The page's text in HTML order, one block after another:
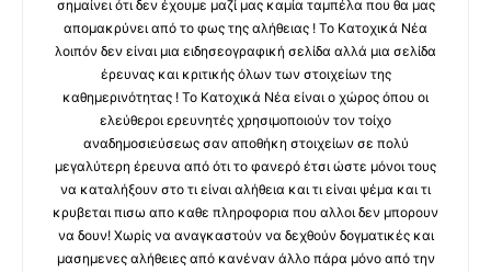
σημαίνει ότι δεν έχουμε μαζί μας καμία ταμπέλα που θα μας
απομακρύνει από το φως της αλήθειας ! Το Κατοχικά Νέα
λοιπόν δεν είναι μια ειδησεογραφική σελίδα αλλά μια σελίδα
έρευνας και κριτικής όλων των στοιχείων της
καθημερινότητας ! Το Κατοχικά Νέα είναι ο χώρος όπου οι
ελεύθεροι ερευνητές χρησιμοποιούν τον τοίχο
αναδημοσιεύσεως σαν αποθήκη στοιχείων σε πολύ
μεγαλύτερη έρευνα από ότι το φανερό έτσι ώστε μόνοι τους
να καταλήξουν στο τι είναι αλήθεια και τι είναι ψέμα και τι
κρυβεται πισω απο καθε πληροφορια που αλλοι δεν μπορουν
να δουν! Χωρίς να αναγκαστούν να δεχθούν δογματικές και
μασημενες αλήθειες από κανέναν άλλο πάρα μόνο από την